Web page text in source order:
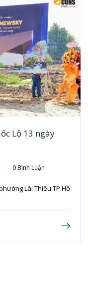
Lộ 13 ngày
0 Bình Luận
Lái Thiêu TP Hồ